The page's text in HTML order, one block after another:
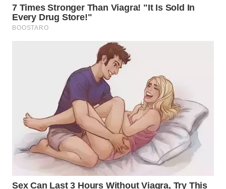
WN
WN
CIANJUR
WN
KEPULAUAN
SERIBU